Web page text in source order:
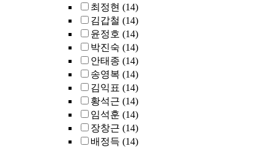
최정현 (14)
김갑철 (14)
윤정호 (14)
박진숙 (14)
안태종 (14)
송영복 (14)
김익표 (14)
황석근 (14)
임석훈 (14)
장창근 (14)
배정득 (14)